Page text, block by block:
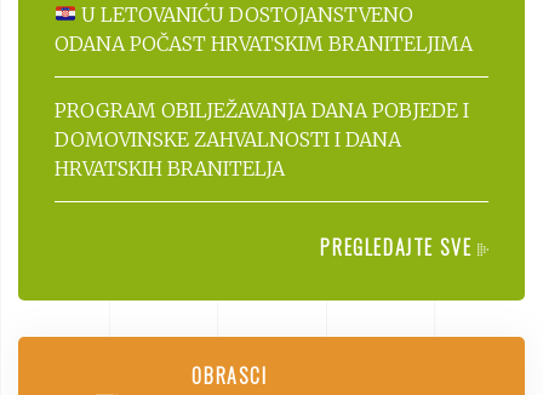
U LETOVANIĆU DOSTOJANSTVENO
ODANA POČAST HRVATSKIM BRANITELJIMA
PROGRAM OBILJEŽAVANJA DANA POBJEDE I
DOMOVINSKE ZAHVALNOSTI I DANA
HRVATSKIH BRANITELJA
PREGLEDAJTE SVE
OBRASCI